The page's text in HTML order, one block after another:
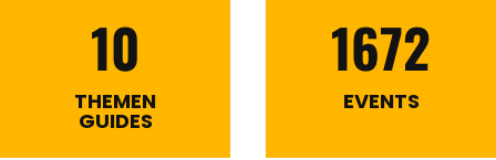
10
THEMEN
GUIDES
1672
EVENTS